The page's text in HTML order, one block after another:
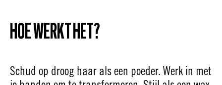
HOE WERKT HET?
Schud op droog haar als een poeder. Werk in met